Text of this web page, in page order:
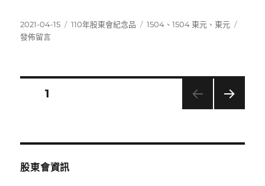
發
佈
2021-04-15
分
110年股東會紀念品
標
1504 、1504 東元 、 東元
發佈留言
分
頁次1
股東會資訊